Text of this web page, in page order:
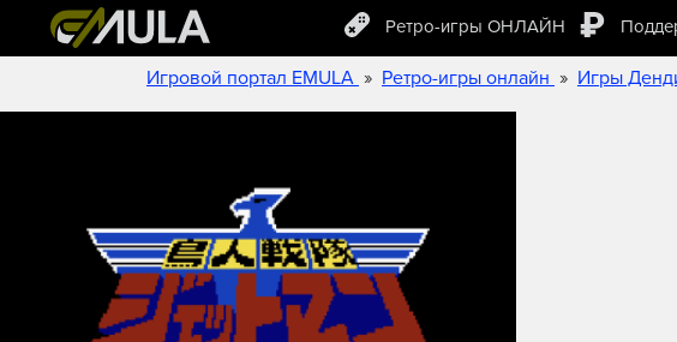
Ретро-игры ОНЛАЙН
Игровой портал EMULA » Ретро-игры онлайн » Игры